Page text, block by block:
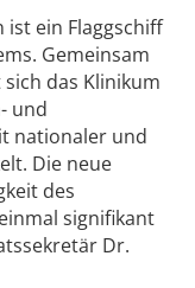
ist ein Flaggschiff
Gemeinsam
das Klinikum
und
nationaler und
Die neue
des
signifikant
Dr.